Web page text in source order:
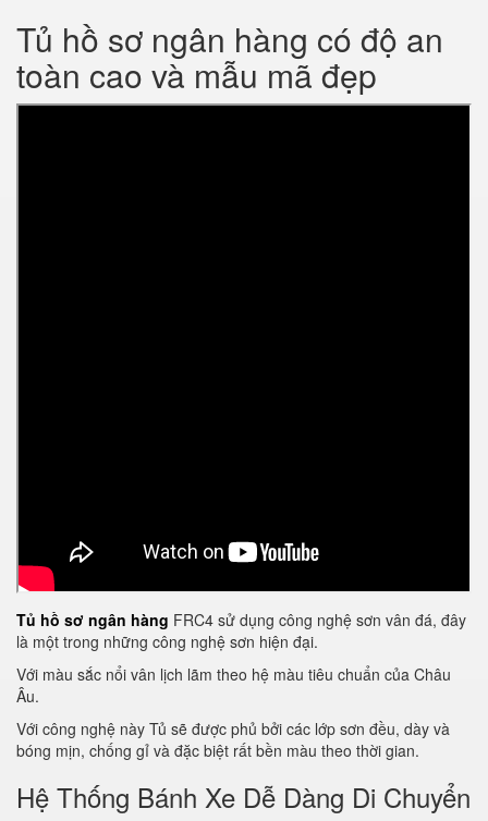
Tủ hồ sơ ngân hàng có độ an
toàn cao và mẫu mã đẹp
Tủ hồ sơ ngân hàng FRC4 sử dụng công nghệ sơn vân đá, đây
là một trong những công nghệ sơn hiện đại.
Với màu sắc nổi vân lịch lãm theo hệ màu tiêu chuẩn của Châu
Âu.
Với công nghệ này Tủ sẽ được phủ bởi các lớp sơn đều, dày và
bóng mịn, chống gỉ và đặc biệt rất bền màu theo thời gian.
Hệ Thống Bánh Xe Dễ Dàng Di Chuyển